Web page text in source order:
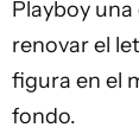
Playboy
renovar el
figura en el
fondo.